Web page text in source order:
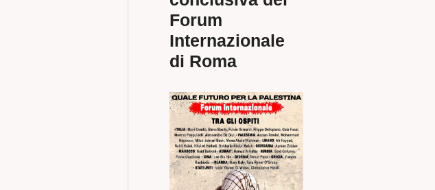
Forum
Internazionale
di Roma